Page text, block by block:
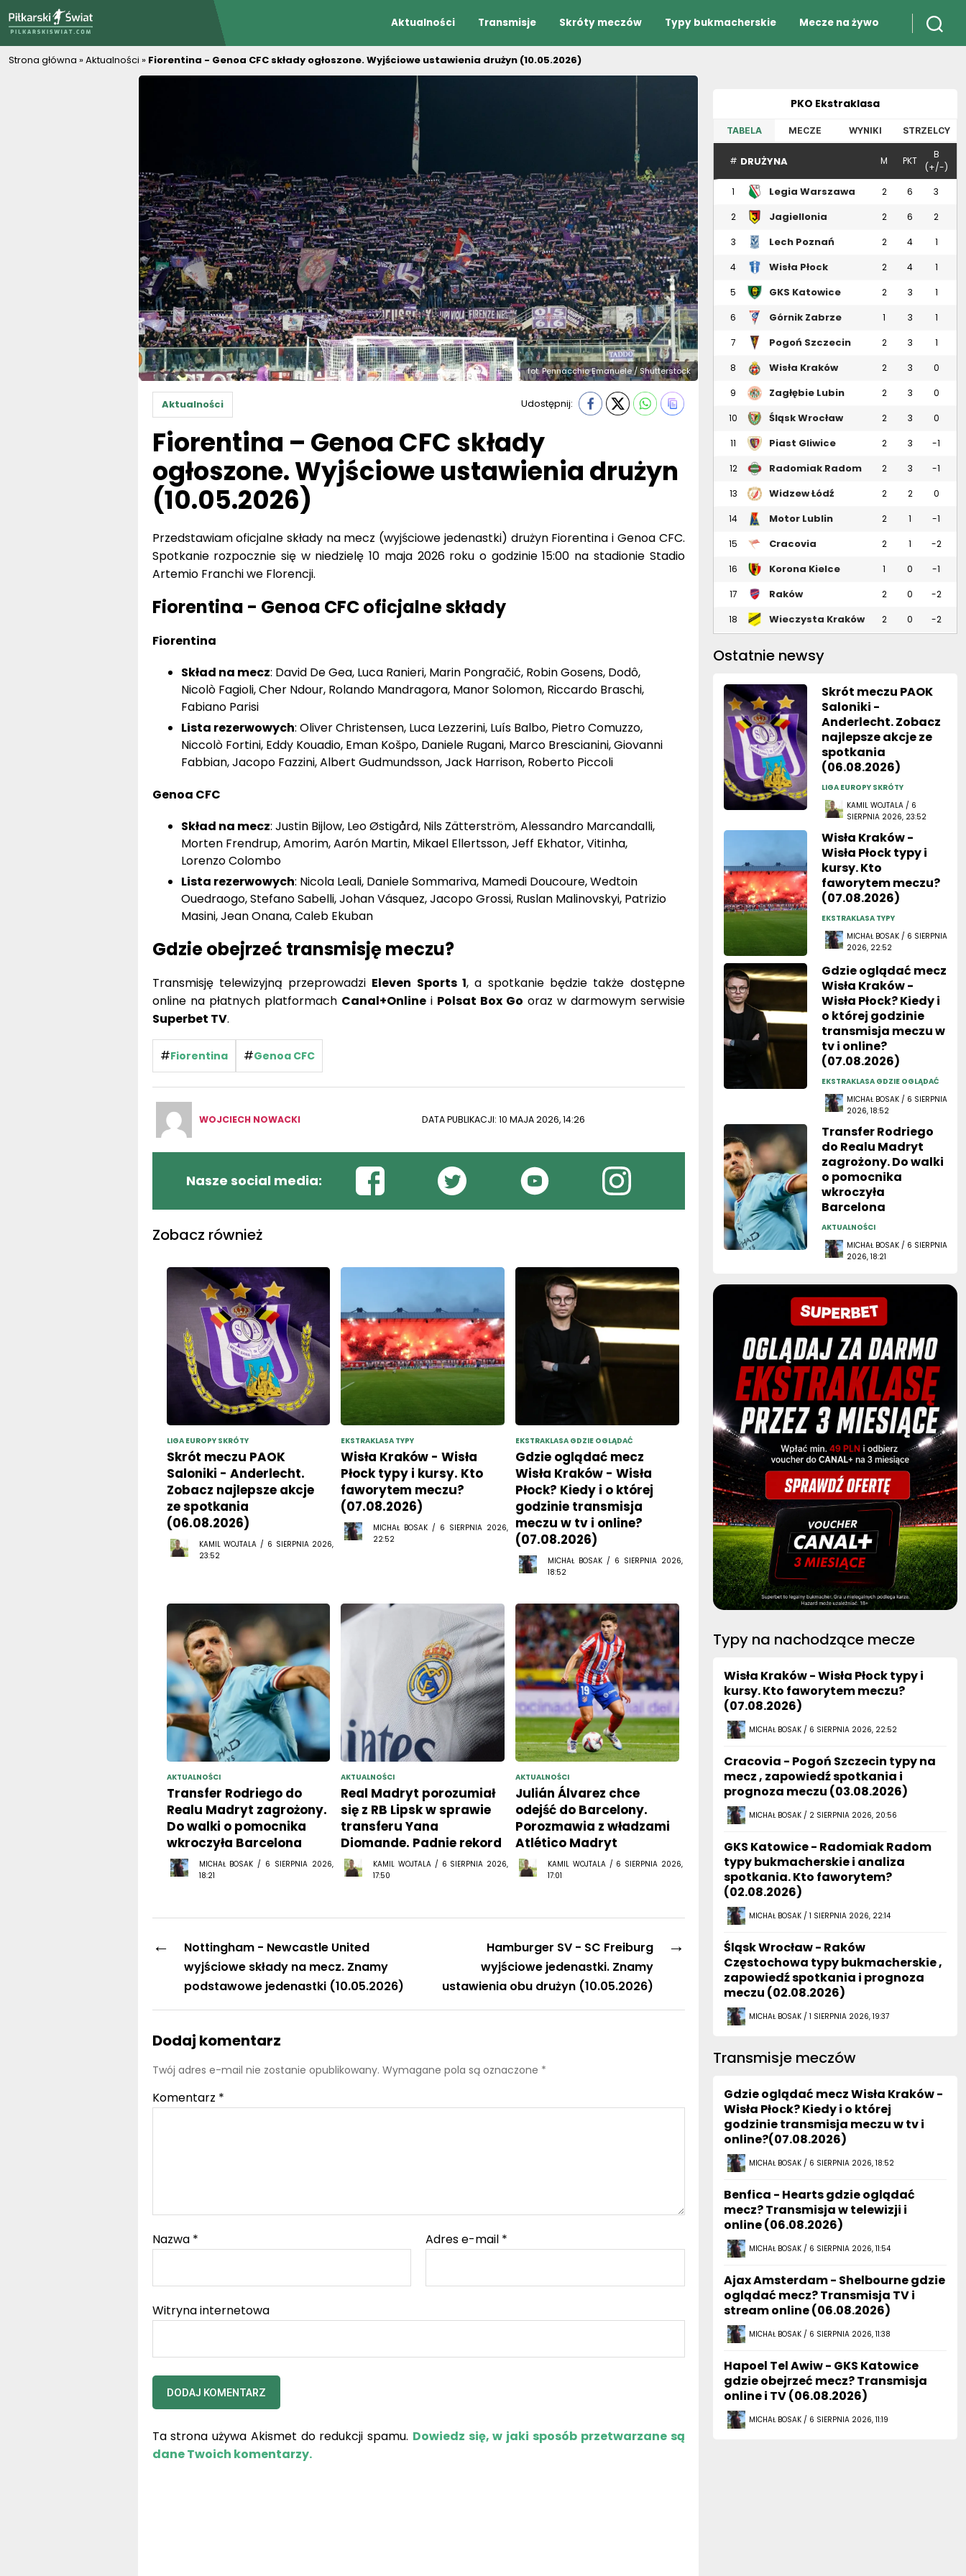
Aktualności Transmisje Skróty meczów Typy bukmacherskie Mecze na żywo
Strona główna »Aktualności » Fiorentina - Genoa CFC składy ogłoszone. Wyjściowe ustawienia drużyn (10.05.2026)
fot. Pennacchio Emanuele / Shutterstock
Aktualności Udostępnij:
Fiorentina – Genoa CFC składy
ogłoszone. Wyjściowe ustawienia drużyn
(10.05.2026)
Przedstawiam oficjalne składy na mecz (wyjściowe jedenastki) drużyn Fiorentina i Genoa CFC.
Spotkanie rozpocznie się w niedzielę 10 maja 2026 roku o godzinie 15:00 na stadionie Stadio
Artemio Franchi we Florencji.
Fiorentina - Genoa CFC oficjalne składy
Fiorentina
Skład na mecz: David De Gea, Luca Ranieri, Marin Pongračić, Robin Gosens, Dodô,
Nicolò Fagioli, Cher Ndour, Rolando Mandragora, Manor Solomon, Riccardo Braschi,
Fabiano Parisi
Lista rezerwowych: Oliver Christensen, Luca Lezzerini, Luís Balbo, Pietro Comuzzo,
Niccolò Fortini, Eddy Kouadio, Eman Košpo, Daniele Rugani, Marco Brescianini, Giovanni
Fabbian, Jacopo Fazzini, Albert Gudmundsson, Jack Harrison, Roberto Piccoli
Genoa CFC
Skład na mecz: Justin Bijlow, Leo Østigård, Nils Zätterström, Alessandro Marcandalli,
Morten Frendrup, Amorim, Aarón Martin, Mikael Ellertsson, Jeff Ekhator, Vitinha,
Lorenzo Colombo
Lista rezerwowych: Nicola Leali, Daniele Sommariva, Mamedi Doucoure, Wedtoin
Ouedraogo, Stefano Sabelli, Johan Vásquez, Jacopo Grossi, Ruslan Malinovskyi, Patrizio
Masini, Jean Onana, Caleb Ekuban
Gdzie obejrzeć transmisję meczu?
Transmisję telewizyjną przeprowadzi Eleven Sports 1, a spotkanie będzie także dostępne
online na płatnych platformach Canal+Onlinei Polsat Box Go oraz w darmowym serwisie
Superbet TV.
#Fiorentina #Genoa CFC
WOJCIECH NOWACKI DATA PUBLIKACJI: 10 MAJA 2026, 14:26
Nasze social media:
Zobacz również
LIGA EUROPY SKRÓTY
Skrót meczu PAOK
Saloniki - Anderlecht.
Zobacz najlepsze akcje
ze spotkania
(06.08.2026)
KAMIL WOJTALA / 6 SIERPNIA 2026,
23:52
EKSTRAKLASA TYPY
Wisła Kraków - Wisła
Płock typy i kursy. Kto
faworytem meczu?
(07.08.2026)
MICHAŁ BOSAK / 6 SIERPNIA 2026,
22:52
EKSTRAKLASA GDZIE OGLĄDAĆ
Gdzie oglądać mecz
Wisła Kraków - Wisła
Płock? Kiedy i o której
godzinie transmisja
meczu w tv i online?
(07.08.2026)
MICHAŁ BOSAK / 6 SIERPNIA 2026,
18:52
AKTUALNOŚCI
Transfer Rodriego do
Realu Madryt zagrożony.
Do walki o pomocnika
wkroczyła Barcelona
MICHAŁ BOSAK / 6 SIERPNIA 2026,
18:21
AKTUALNOŚCI
Real Madryt porozumiał
się z RB Lipsk w sprawie
transferu Yana
Diomande. Padnie rekord
KAMIL WOJTALA / 6 SIERPNIA 2026,
17:50
AKTUALNOŚCI
Julián Álvarez chce
odejść do Barcelony.
Porozmawia z władzami
Atlético Madryt
KAMIL WOJTALA / 6 SIERPNIA 2026,
17:01
←
Nottingham - Newcastle United
wyjściowe składy na mecz. Znamy
podstawowe jedenastki (10.05.2026)
→
Hamburger SV - SC Freiburg
wyjściowe jedenastki. Znamy
ustawienia obu drużyn (10.05.2026)
Dodaj komentarz
Twój adres e-mail nie zostanie opublikowany. Wymagane pola są oznaczone *
Komentarz *
Nazwa * Adres e-mail *
Witryna internetowa
Ta strona używa Akismet do redukcji spamu. Dowiedz się, w jaki sposób przetwarzane są
dane Twoich komentarzy.
PKO Ekstraklasa
TABELA MECZE WYNIKI STRZELCY
# DRUŻYNA M PKT
B
(+/-)
1
Legia Warszawa 2 6 3
2
Jagiellonia
2 6 2
3 Lech Poznań 2 4 1
4 Wisła Płock 2 4 1
5 GKS Katowice 2 3 1
6 Górnik Zabrze 1 3 1
7 Pogoń Szczecin 2 3 1
8 Wisła Kraków 2 3 0
9 Zagłębie Lubin 2 3 0
10 Śląsk Wrocław 2 3 0
11 Piast Gliwice 2 3 -1
12 Radomiak Radom 2 3 -1
13 Widzew Łódź 2 2 0
14 Motor Lublin 2 1 -1
15 Cracovia 2 1 -2
16 Korona Kielce 1 0 -1
17
Raków
2 0 -2
18 Wieczysta Kraków 2 0 -2
Ostatnie newsy
Skrót meczu PAOK
Saloniki -
Anderlecht. Zobacz
najlepsze akcje ze
spotkania
(06.08.2026)
LIGA EUROPY SKRÓTY
KAMIL WOJTALA / 6
SIERPNIA 2026, 23:52
Wisła Kraków -
Wisła Płock typy i
kursy. Kto
faworytem meczu?
(07.08.2026)
EKSTRAKLASA TYPY
MICHAŁ BOSAK / 6 SIERPNIA
2026, 22:52
Gdzie oglądać mecz
Wisła Kraków -
Wisła Płock? Kiedy i
o której godzinie
transmisja meczu w
tv i online?
(07.08.2026)
EKSTRAKLASA GDZIE OGLĄDAĆ
MICHAŁ BOSAK / 6 SIERPNIA
2026, 18:52
Transfer Rodriego
do Realu Madryt
zagrożony. Do walki
o pomocnika
wkroczyła
Barcelona
AKTUALNOŚCI
MICHAŁ BOSAK / 6 SIERPNIA
2026, 18:21
Typy na nachodzące mecze
Wisła Kraków - Wisła Płock typy i
kursy. Kto faworytem meczu?
(07.08.2026)
MICHAŁ BOSAK / 6 SIERPNIA 2026, 22:52
Cracovia - Pogoń Szczecin typy na
mecz , zapowiedź spotkania i
prognoza meczu (03.08.2026)
MICHAŁ BOSAK / 2 SIERPNIA 2026, 20:56
GKS Katowice - Radomiak Radom
typy bukmacherskie i analiza
spotkania. Kto faworytem?
(02.08.2026)
MICHAŁ BOSAK / 1 SIERPNIA 2026, 22:14
Śląsk Wrocław - Raków
Częstochowa typy bukmacherskie ,
zapowiedź spotkania i prognoza
meczu (02.08.2026)
MICHAŁ BOSAK / 1 SIERPNIA 2026, 19:37
Transmisje meczów
Gdzie oglądać mecz Wisła Kraków -
Wisła Płock? Kiedy i o której
godzinie transmisja meczu w tv i
online?(07.08.2026)
MICHAŁ BOSAK / 6 SIERPNIA 2026, 18:52
Benfica - Hearts gdzie oglądać
mecz? Transmisja w telewizji i
online (06.08.2026)
MICHAŁ BOSAK / 6 SIERPNIA 2026, 11:54
Ajax Amsterdam - Shelbourne gdzie
oglądać mecz? Transmisja TV i
stream online (06.08.2026)
MICHAŁ BOSAK / 6 SIERPNIA 2026, 11:38
Hapoel Tel Awiw - GKS Katowice
gdzie obejrzeć mecz? Transmisja
online i TV (06.08.2026)
MICHAŁ BOSAK / 6 SIERPNIA 2026, 11:19